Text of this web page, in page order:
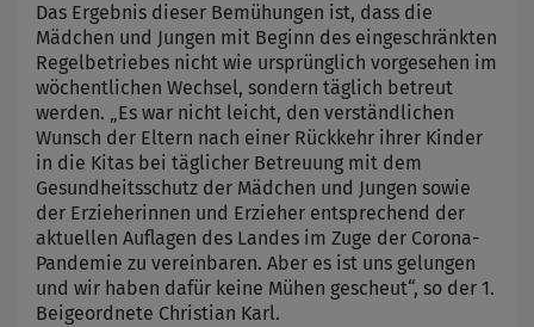
Das Ergebnis dieser Bemühungen ist, dass die
Mädchen und Jungen mit Beginn des eingeschränkten
Regelbetriebes nicht wie ursprünglich vorgesehen im
wöchentlichen Wechsel, sondern täglich betreut
werden. „Es war nicht leicht, den verständlichen
Wunsch der Eltern nach einer Rückkehr ihrer Kinder
in die Kitas bei täglicher Betreuung mit dem
Gesundheitsschutz der Mädchen und Jungen sowie
der Erzieherinnen und Erzieher entsprechend der
aktuellen Auflagen des Landes im Zuge der Corona-
Pandemie zu vereinbaren. Aber es ist uns gelungen
und wir haben dafür keine Mühen gescheut“, so der 1.
Beigeordnete Christian Karl.